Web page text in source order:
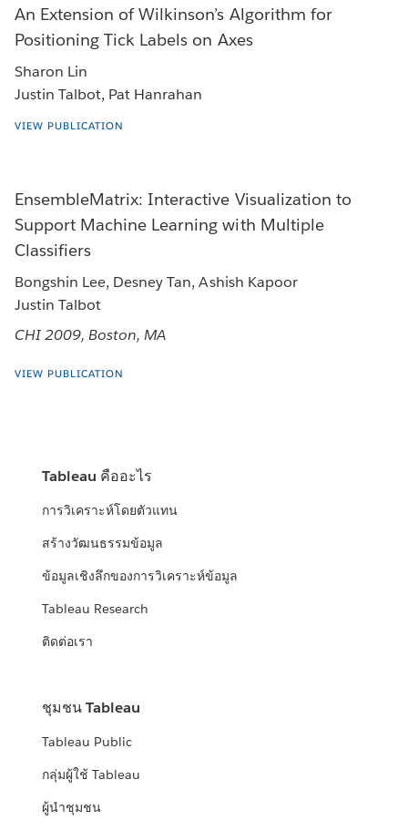
An Extension of Wilkinson’s Algorithm for
Positioning Tick Labels on Axes
Sharon Lin
Justin Talbot, Pat Hanrahan
VIEW PUBLICATION
EnsembleMatrix: Interactive Visualization to
Support Machine Learning with Multiple
Classifiers
Bongshin Lee, Desney Tan, Ashish Kapoor
Justin Talbot
CHI 2009, Boston, MA
VIEW PUBLICATION
Tableau คืออะไร
การวิเคราะห์โดยตัวแทน
สร้างวัฒนธรรมข้อมูล
ข้อมูลเชิงลึกของการวิเคราะห์ข้อมูล
Tableau Research
ติดต่อเรา
ชุมชน Tableau
Tableau Public
กลุ่มผู้ใช้ Tableau
ผู้นำชุมชน